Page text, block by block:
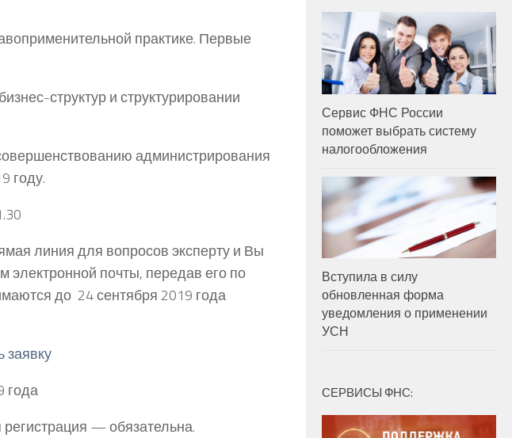
практике. Первые
структур и структурировании
администрирования
году.
линия для вопросов эксперту и Вы
электронной почты, передав его по
до 24 сентября 2019 года
года
— обязательна.
Сервис ФНС России
поможет выбрать систему
налогообложения
Вступила в силу
обновленная форма
уведомления о применении
УСН
СЕРВИСЫ ФНС: